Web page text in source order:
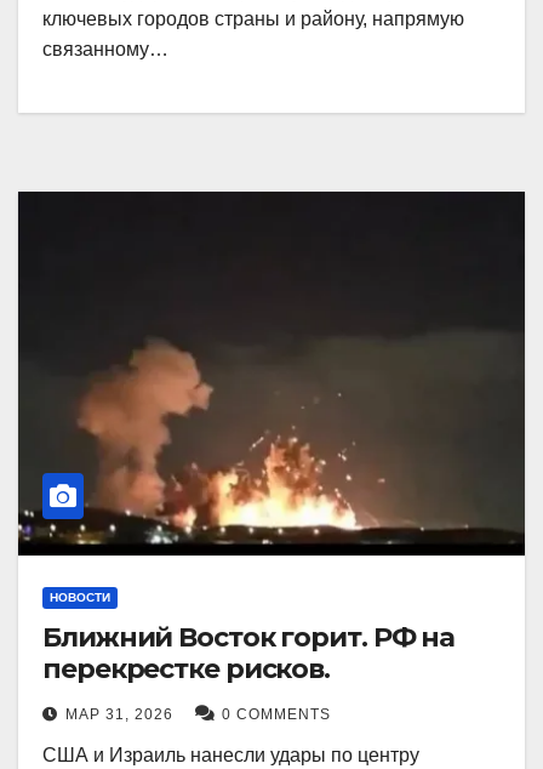
ключевых городов страны и району, напрямую
связанному…
НОВОСТИ
Ближний Восток горит. РФ на
перекрестке рисков.
МАР 31, 2026 0 COMMENTS
США и Израиль нанесли удары по центру